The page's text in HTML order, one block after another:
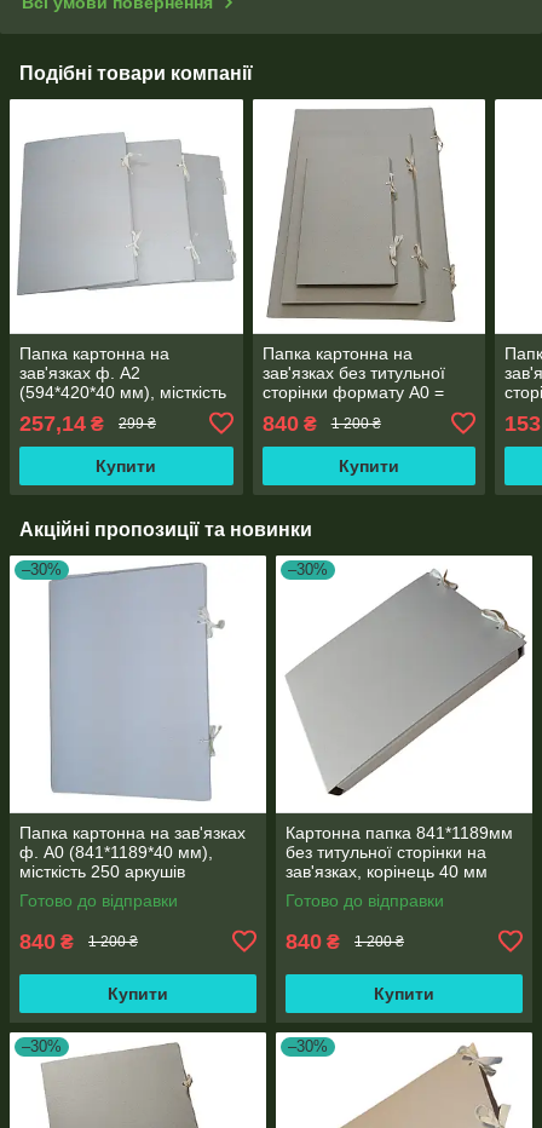
Подібні товари компанії
Папка картонна на
зав'язках ф. А2
(594*420*40 мм), місткість
257,14 ₴ 299 ₴
Купити
Папка картонна на
зав'язках без титульної
сторінки формату А0 =
840₴ 1 200 ₴
Купити
153
Акційні пропозиції та новинки
–30%
Папка картонна на зав'язках
ф. А0 (841*1189*40 мм),
місткість 250 аркушів
Готово до відправки
840 ₴ 1 200 ₴
Купити
–30%
Картонна папка 841*1189мм
без титульної сторінки на
зав'язках, корінець 40 мм
Готово до відправки
840 ₴ 1 200 ₴
Купити
–30% –30%